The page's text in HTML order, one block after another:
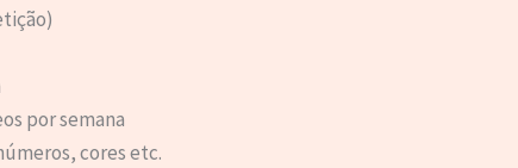
por semana
cores etc.